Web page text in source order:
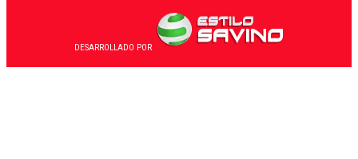
DESARROLLADO POR